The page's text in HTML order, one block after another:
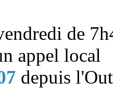
de
appel local
depuis